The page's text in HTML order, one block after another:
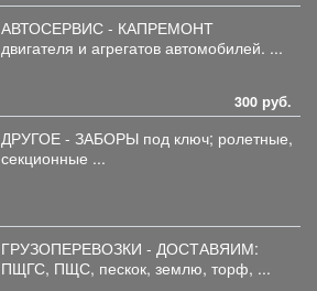
АВТОСЕРВИС - КАПРЕМОНТ
двигателя и агрегатов автомобилей. ...
300 руб.
ДРУГОЕ - ЗАБОРЫ под ключ; ролетные,
секционные ...
ГРУЗОПЕРЕВОЗКИ - ДОСТАВЯИМ:
ПЩГС, ПЩС, пескок, землю, торф, ...